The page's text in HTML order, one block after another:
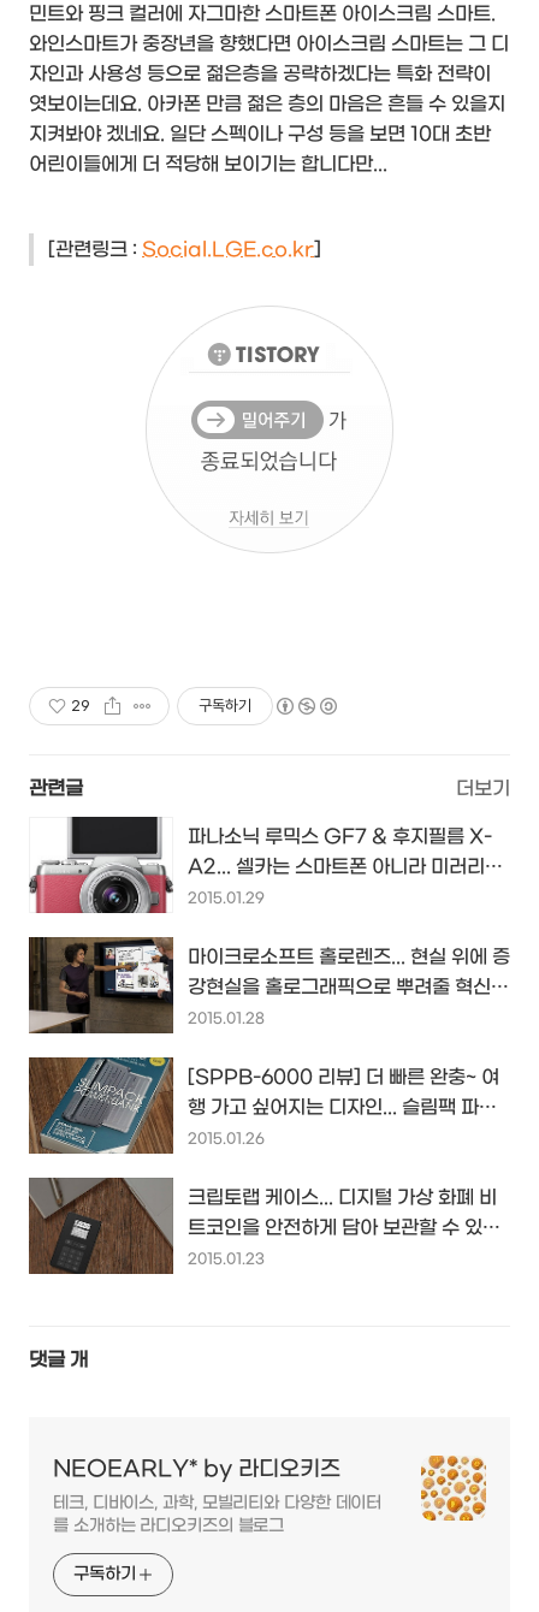
민트와 핑크 컬러에 자그마한 스마트폰 아이스크림 스마트.
와인스마트가 중장년을 향했다면 아이스크림 스마트는 그 디
자인과 사용성 등으로 젊은층을 공략하겠다는 특화 전략이
엿보이는데요. 아카폰 만큼 젊은 층의 마음은 흔들 수 있을지
지켜봐야 겠네요. 일단 스펙이나 구성 등을 보면 10대 초반
어린이들에게 더 적당해 보이기는 합니다만...
[관련링크 : Social.LGE.co.kr]
29 구독하기
관련글 더보기
파나소닉 루믹스 GF7 & 후지필름 X-
A2... 셀카는 스마트폰 아니라 미러리스
에게도 꽤 중요하다...
2015.01.29
마이크로소프트 홀로렌즈... 현실 위에 증
강현실을 홀로그래픽으로 뿌려줄 혁신적
인 디바이스...
2015.01.28
[SPPB-6000 리뷰] 더 빠른 완충~ 여
행 가고 싶어지는 디자인... 슬림팩 파워
뱅크 휴대용 배터리...
2015.01.26
크립토랩 케이스... 디지털 가상 화폐 비
트코인을 안전하게 담아 보관할 수 있다
는 하드웨어 지갑...
2015.01.23
댓글 개
NEOEARLY* by 라디오키즈
테크, 디바이스, 과학, 모빌리티와 다양한 데이터
를 소개하는 라디오키즈의 블로그
구독하기